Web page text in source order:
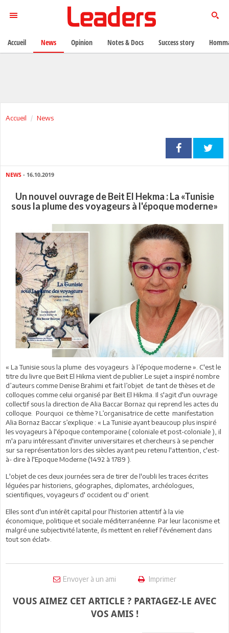
Accueil News
NEWS - 16.10.2019
Un nouvel ouvrage de Beit El Hekma : La «Tunisie
sous la plume des voyageurs à l'époque moderne»
« La Tunisie sous la plume des voyageurs à l’époque moderne ». C'est le
titre du livre que Beit El Hikma vient de publier.Le sujet a inspiré nombre
d’auteurs comme Denise Brahimi et fait l’objet de tant de thèses et de
colloques comme celui organisé par Beit El Hikma. Il s'agit d'un ouvrage
collectif sous la direction de Alia Baccar Bornaz qui reprend les actes du
colloque. Pourquoi ce thème ? L’organisatrice de cette manifestation
Alia Bornaz Baccar s’explique : « La Tunisie ayant beaucoup plus inspiré
les voyageurs à l'époque contemporaine ( coloniale et post-coloniale ), il
m'a paru intéressant d'inviter universitaires et chercheurs à se pencher
sur sa représentation lors des siècles ayant peu retenu l'attention, c'est-
à- dire à l'Epoque Moderne (1492 à 1789 ).
L'objet de ces deux journées sera de tirer de l'oubli les traces écrites
léguées par historiens, géographes, diplomates, archéologues,
scientifiques, voyageurs d' occident ou d' orient.
Elles sont d'un intérêt capital pour l'historien attentif à la vie
économique, politique et sociale méditerranéenne. Par leur laconisme et
malgré une subjectivité latente, ils mettent en relief l'événement dans
tout son éclat».
Envoyer à un ami Imprimer
VOUS AIMEZ CET ARTICLE ? PARTAGEZ-LE AVEC
VOS AMIS !
Accueil News Opinion Notes & Docs Success story